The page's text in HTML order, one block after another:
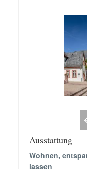
Ausstattung
Wohnen,
lassen